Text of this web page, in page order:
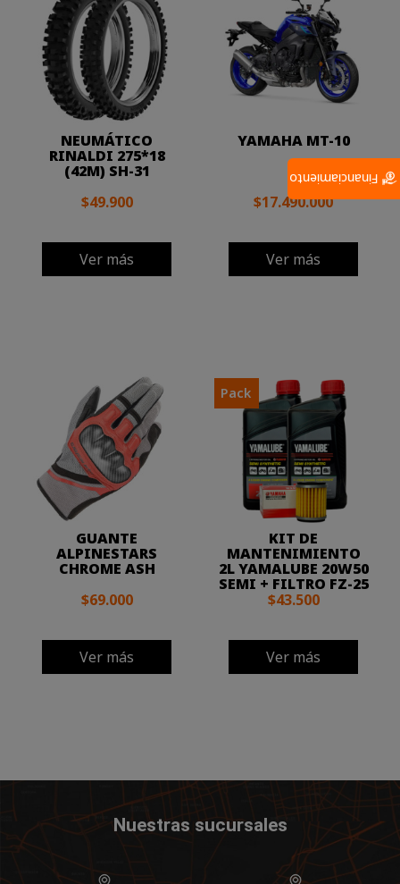
NEUMÁTICO
RINALDI 275*18
(42M) SH-31
$49.900
Ver más
YAMAHA MT-10
$17.490.000
Ver más
GUANTE
ALPINESTARS
CHROME ASH
$69.000
Ver más
KIT DE
MANTENIMIENTO
2L YAMALUBE 20W50
SEMI + FILTRO FZ-25
$43.500
Ver más
Pack
Nuestras sucursales
Financiamiento